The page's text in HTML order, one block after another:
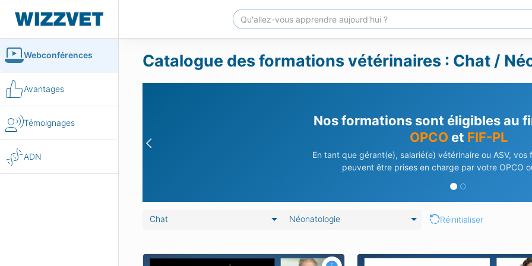
Webconférences
Avantages
Témoignages
ADN
Catalogue des formations vétérinaires : Chat /
Nos formations sont éligibles au
OPCO et FIF-PL
En tant que gérant(e), salarié(e) vétérinaire ou ASV,
peuvent être prises en charge par votre OPCO
Previous
Chat Néonatologie Réinitialiser